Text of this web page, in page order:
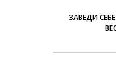
ЗАВЕДИ